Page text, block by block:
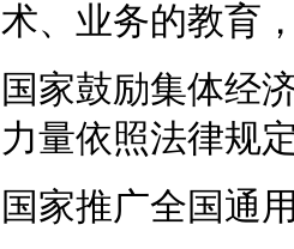
术、业务的教育
国家鼓励集体经
力量依照法律规
国家推广全国通